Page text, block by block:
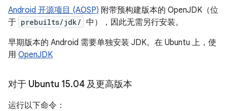
Android 开源项目 (AOSP) 附带预构建版本的 OpenJDK（位
于 prebuilts/jdk/ 中），因此无需另行安装。
早期版本的 Android 需要单独安装 JDK。在 Ubuntu 上，使
用 OpenJDK
对于 Ubuntu 15.04 及更高版本
运行以下命令：